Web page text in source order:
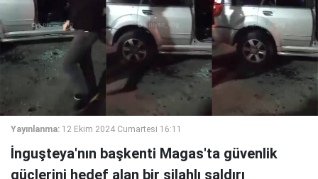
Yayınlanma: 12 Ekim 2024 Cumartesi 16:11
İnguşteya'nın başkenti Magas'ta güvenlik
güçlerini hedef alan bir silahlı saldırı